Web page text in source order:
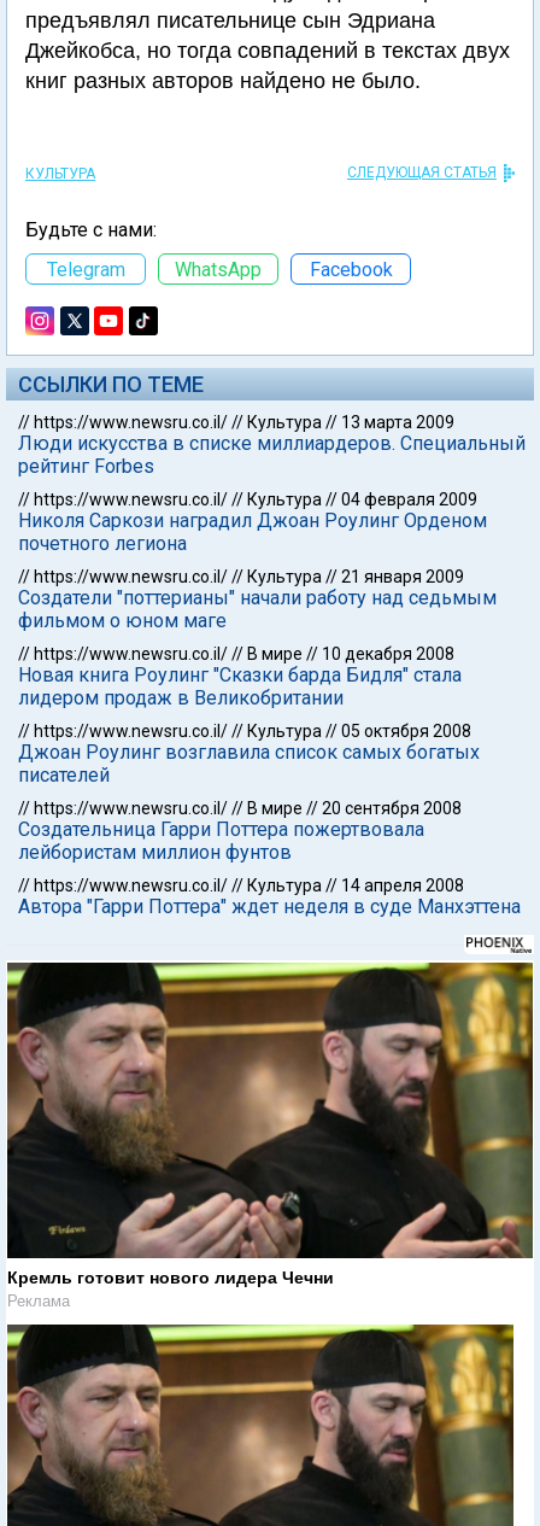
предъявлял писательнице сын Эдриана
Джейкобса, но тогда совпадений в текстах двух
книг разных авторов найдено не было.
КУЛЬТУРА СЛЕДУЮЩАЯ СТАТЬЯ
Будьте с нами:
Telegram
WhatsApp Facebook
ССЫЛКИ ПО ТЕМЕ
// https://www.newsru.co.il/// Культура // 13 марта 2009
Люди искусства в списке миллиардеров. Специальный
рейтинг Forbes
// https://www.newsru.co.il/// Культура //04 февраля 2009
Николя Саркози наградил Джоан Роулинг Орденом
почетного легиона
// https://www.newsru.co.il/// Культура //21 января 2009
Создатели "поттерианы" начали работу над седьмым
фильмом о юном маге
// https://www.newsru.co.il/// В мире // 10 декабря 2008
Новая книга Роулинг "Сказки барда Бидля" стала
лидером продаж в Великобритании
// https://www.newsru.co.il/// Культура //05 октября 2008
Джоан Роулинг возглавила список самых богатых
писателей
// https://www.newsru.co.il/// В мире //20 сентября 2008
Создательница Гарри Поттера пожертвовала
лейбористам миллион фунтов
// https://www.newsru.co.il/// Культура // 14 апреля 2008
Автора "Гарри Поттера" ждет неделя в суде Манхэттена
Кремль готовит нового лидера Чечни
Реклама